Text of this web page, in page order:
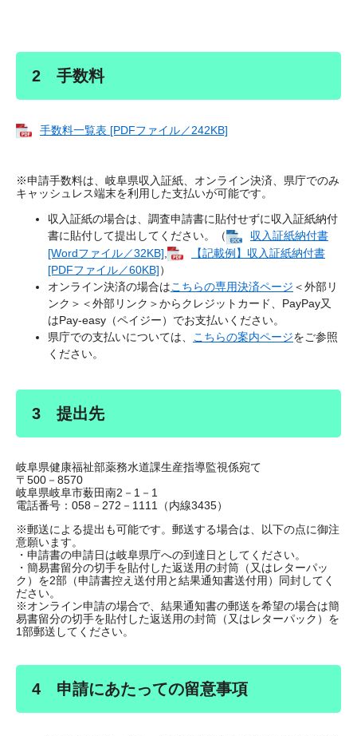
2 手数料
手数料一覧表 [PDFファイル／242KB]
※申請手数料は、岐阜県収入証紙、オンライン決済、県庁でのみ
キャッシュレス端末を利用した支払いが可能です。
収入証紙の場合は、調査申請書に貼付せずに収入証紙納付
書に貼付して提出してください。（
収入証紙納付書
[Wordファイル／32KB]
【記載例】収入証紙納付書
[PDFファイル／60KB]）
オンライン決済の場合はこちらの専用決済ページ ＜外部リ
ンク＞ ＜外部リンク＞からクレジットカード、PayPay又
はPay-easy（ペイジー）でお支払いください。
県庁での支払いについては、
こちらの案内ページをご参照
ください。
3 提出先
岐阜県健康福祉部薬務水道課生産指導監視係宛て
〒500－8570
岐阜県岐阜市薮田南2－1－1
電話番号：058－272－1111（内線3435）
※郵送による提出も可能です。郵送する場合は、以下の点に御注
意願います。
・申請書の申請日は岐阜県庁への到達日としてください。
・簡易書留分の切手を貼付した返送用の封筒（又はレターパッ
ク）を2部（申請書控え送付用と結果通知書送付用）同封してく
ださい。
※オンライン申請の場合で、結果通知書の郵送を希望の場合は簡
易書留分の切手を貼付した返送用の封筒（又はレターパック）を
1部郵送してください。
4 申請にあたっての留意事項